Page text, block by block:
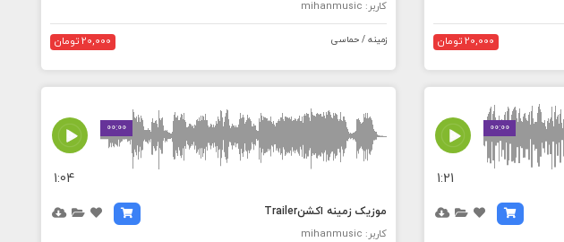
20,000 تومان
کاربر: mihanmusic
زمینه / حماسی 20,000 تومان
00:00
1:21
00:00
MEDIA_ELEMENT_ERROR: Empty src attribute
1:04
موزیک زمینه اکشنTrailer
کاربر: mihanmusic